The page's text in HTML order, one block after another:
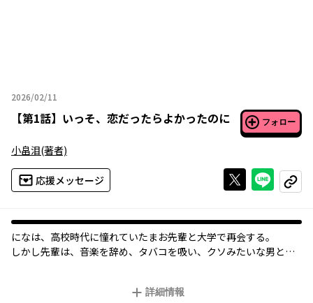
2026/02/11
2026年02月11日
【第1話】 いっそ、恋だったらよかったのに フォロー
小畠泪(著者)
応援メッセージ Xで投稿する
ライン
コピー
になは、高校時代に憧れていたまお先輩と大学で再会する。
しかし先輩は、音楽を辞め、タバコを吸い、クソみたいな男とつ
ない先輩の姿があってーーー。詳細情報